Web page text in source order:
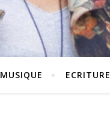
MUSIQUE ECRITURE